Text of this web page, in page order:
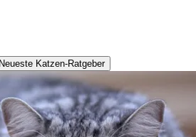
Neueste Katzen-Ratgeber